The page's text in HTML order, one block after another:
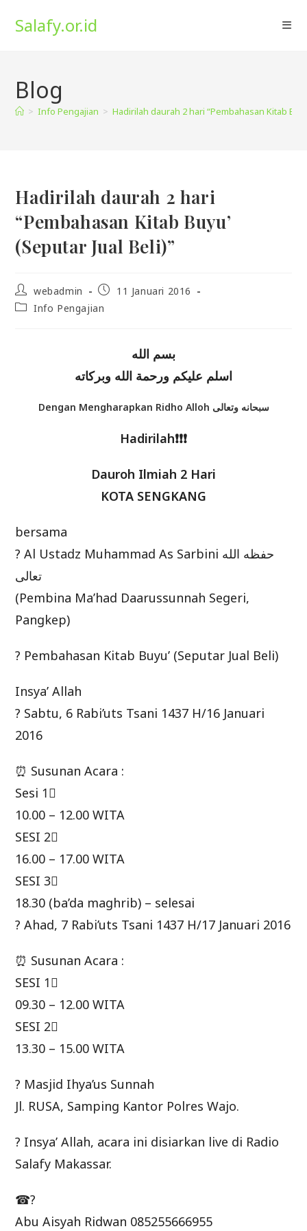
Salafy.or.id
Blog
> Info Pengajian > Hadirilah daurah 2 hari “Pembahasan Kitab
Hadirilah daurah 2 hari
“Pembahasan Kitab Buyu’
(Seputar Jual Beli)”
Post
author:
webadmin
Post11 Januari 2016
PostInfo Pengajian
بسم الله
اسلم عليكم ورحمة الله وبركاته
Dengan Mengharapkan Ridho Alloh سبحانه وتعالى
Hadirilah❗❗❗
Dauroh Ilmiah 2 Hari
KOTA SENGKANG
bersama
? Al Ustadz Muhammad As Sarbini حفظه الله
تعالى
(Pembina Ma’had Daarussunnah Segeri,
Pangkep)
? Pembahasan Kitab Buyu’ (Seputar Jual Beli)
Insya’ Allah
? Sabtu, 6 Rabi’uts Tsani 1437 H/16 Januari
2016
⏰ Susunan Acara :
Sesi 1⃣
10.00 – 12.00 WITA
SESI 2⃣
16.00 – 17.00 WITA
SESI 3⃣
18.30 (ba’da maghrib) – selesai
? Ahad, 7 Rabi’uts Tsani 1437 H/17 Januari 2016
⏰ Susunan Acara :
SESI 1⃣
09.30 – 12.00 WITA
SESI 2⃣
13.30 – 15.00 WITA
? Masjid Ihya’us Sunnah
Jl. RUSA, Samping Kantor Polres Wajo.
? Insya’ Allah, acara ini disiarkan live di Radio
Salafy Makassar.
☎?
Abu Aisyah Ridwan 085255666955